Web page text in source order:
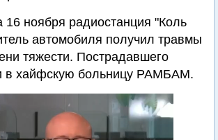
16 ноября радиостанция "Коль
автомобиля получил травмы
тяжести. Пострадавшего
в хайфскую больницу РАМБАМ.